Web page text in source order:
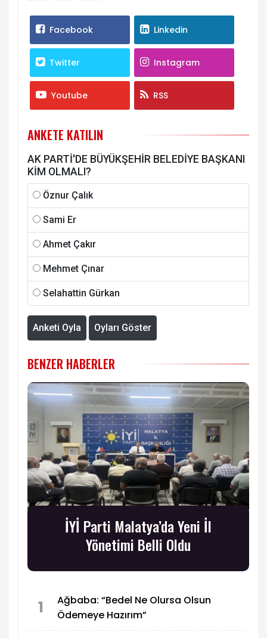
Facebook Linkedin
Twitter Instagram
Youtube RSS
ANKETE KATILIN
AK PARTİ'DE BÜYÜKŞEHİR BELEDİYE BAŞKANI
KİM OLMALI?
Öznur Çalık
Sami Er
Ahmet Çakır
Mehmet Çınar
Selahattin Gürkan
Anketi Oyla Oyları Göster
BENZER HABERLER
İYİ Parti Malatya’da Yeni İl
Yönetimi Belli Oldu
1
Ağbaba: “Bedel Ne Olursa Olsun
Ödemeye Hazırım”